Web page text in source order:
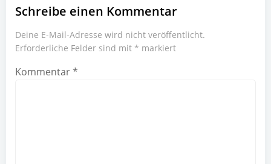
Schreibe einen Kommentar
Deine E-Mail-Adresse wird nicht veröffentlicht.
Erforderliche Felder sind mit * markiert
Kommentar*